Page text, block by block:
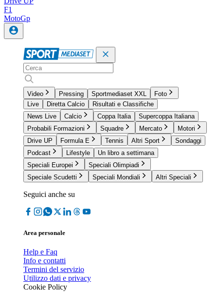
F1
MotoGp
Video Pressing Sportmediaset XXL
Foto
Live
Diretta Calcio
Risultati e Classifiche
News Live
Calcio Coppa Italia
Supercoppa Italiana
Probabili Formazioni
Squadre Mercato
Motori
Drive UP
Formula E Tennis Altri Sport
Sondaggi
Podcast
Lifestyle
Un libro a settimana
Speciali Europei
Speciali Olimpiadi
Speciale Scudetti
Speciali Mondiali Altri Speciali
Seguici anche su
Area personale
Help e Faq
Info e contatti
Termini del servizio
Utilizzo dati e privacy
Cookie Policy